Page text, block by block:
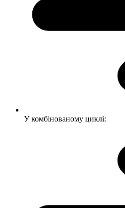
У комбінованому циклі: